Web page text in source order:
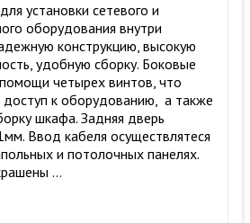
установки сетевого и
оборудования внутри
конструкцию, высокую
удобную сборку. ​Боковые
четырех винтов, что
доступ к оборудованию, а также
шкафа. Задняя дверь
Ввод кабеля осуществлятеся
и потолочных панелях.
…